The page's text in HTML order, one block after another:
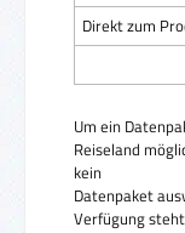
Direkt zum
Um ein
Reiseland
kein
Datenpaket
Verfügung steht